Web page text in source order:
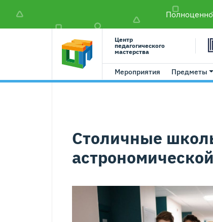
Центр
педагогического
мастерства
Мероприятия Предметы
Столичные